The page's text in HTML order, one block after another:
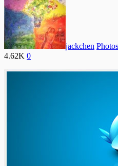
jackchen
4.62K 0